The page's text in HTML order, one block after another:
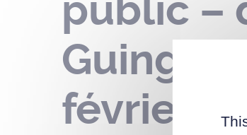
public –
février